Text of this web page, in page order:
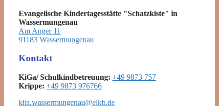
Evangelische Kindertagesstätte "Schatzkiste" in
Wassermungenau
Am Anger 11
91183 Wassermungenau
Kontakt
KiGa/ Schulkindbetreuung: +49 9873 757
Krippe: +49 9873 976766
kita.wassermungenau@elkb.de